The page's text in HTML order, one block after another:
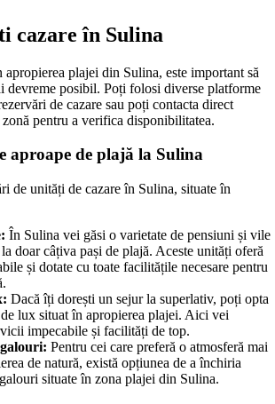
cazare în Sulina
apropierea plajei din Sulina, este important să
devreme posibil. Poți folosi diverse platforme
de cazare sau poți contacta direct
pentru a verifica disponibilitatea.
aproape de plajă la Sulina
de unități de cazare în Sulina, situate în
În Sulina vei găsi o varietate de pensiuni și vile
doar câțiva pași de plajă. Aceste unități oferă
și dotate cu toate facilitățile necesare pentru
Dacă îți dorești un sejur la superlativ, poți opta
lux situat în apropierea plajei. Aici vei
impecabile și facilități de top.
Pentru cei care preferă o atmosferă mai
de natură, există opțiunea de a închiria
situate în zona plajei din Sulina.